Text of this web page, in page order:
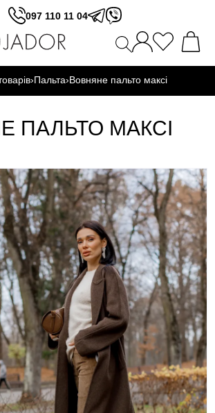
097 110 11 04
›Пальта›Вовняне пальто максі
ПАЛЬТО МАКСІ